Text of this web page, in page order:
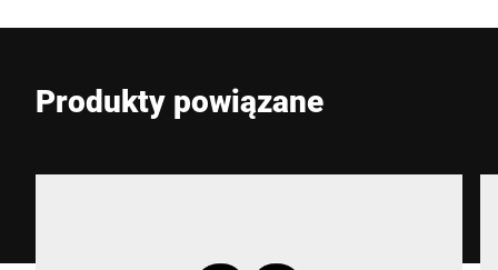
E-mail *
Produkty powiązane